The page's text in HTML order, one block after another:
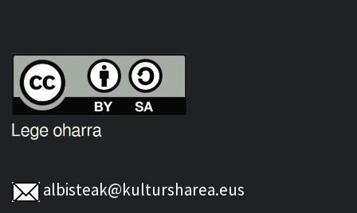
albisteak@kultursharea.eus